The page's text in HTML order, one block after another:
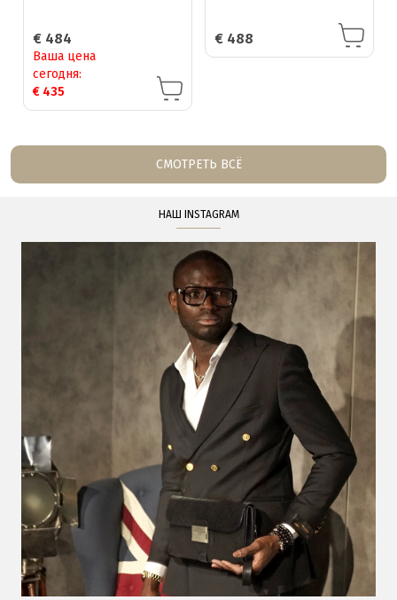
€ 484
Ваша цена
сегодня:
€ 435
€ 488
СМОТРЕТЬ ВСЁ
НАШ INSTAGRAM